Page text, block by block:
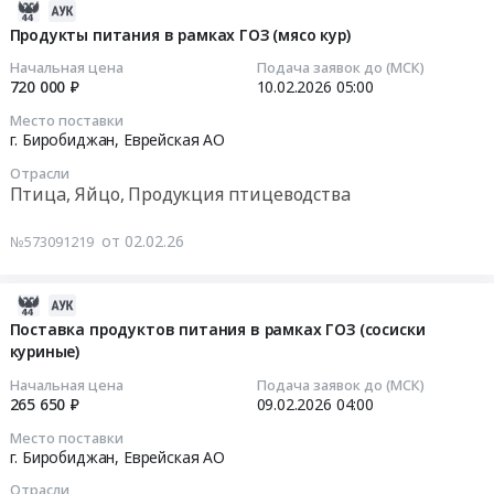
Продукты питания в рамках ГОЗ (мясо кур)
Начальная цена
720 000 ₽
Подача заявок до (МСК)
10.02.2026 05:00
Место поставки
г. Биробиджан, Еврейская АО
Отрасли
Птица, Яйцо, Продукция птицеводства
№573091219 от 02.02.26
Поставка продуктов питания в рамках ГОЗ (сосиски
куриные)
Начальная цена
265 650 ₽
Подача заявок до (МСК)
09.02.2026 04:00
Место поставки
г. Биробиджан, Еврейская АО